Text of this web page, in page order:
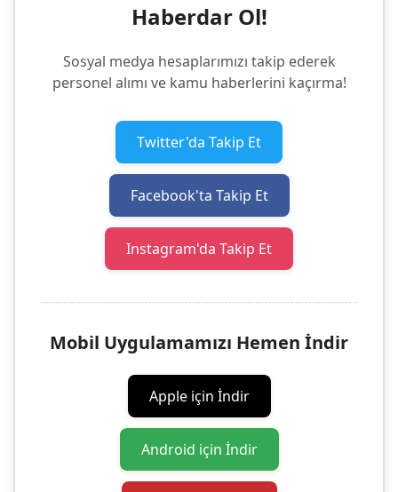
Haberdar Ol!
Sosyal medya hesaplarımızı takip ederek
personel alımı ve kamu haberlerini kaçırma!
Twitter'da Takip Et
Facebook'ta Takip Et
Instagram'da Takip Et
Mobil Uygulamamızı Hemen İndir
Apple için İndir
Android için İndir